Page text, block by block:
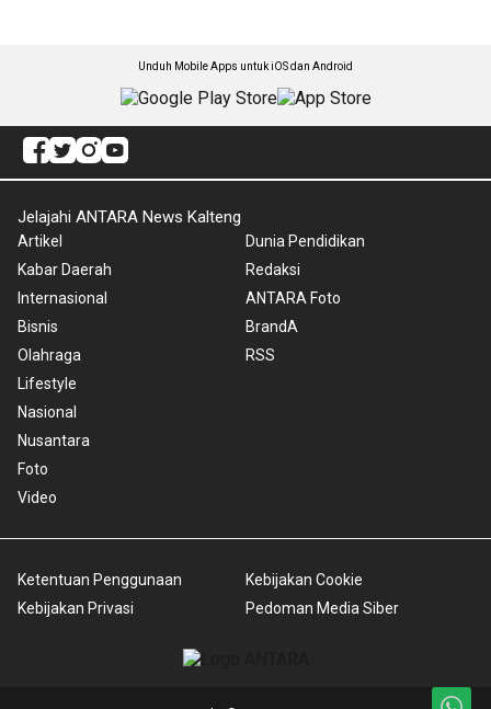
Unduh Mobile Apps untuk iOS dan Android
Jelajahi ANTARA News Kalteng
Artikel
Kabar Daerah
Internasional
Bisnis
Olahraga
Lifestyle
Nasional
Nusantara
Foto
Video
Dunia Pendidikan
Redaksi
ANTARA Foto
BrandA
RSS
Ketentuan Penggunaan
Kebijakan Privasi
Kebijakan Cookie
Pedoman Media Siber